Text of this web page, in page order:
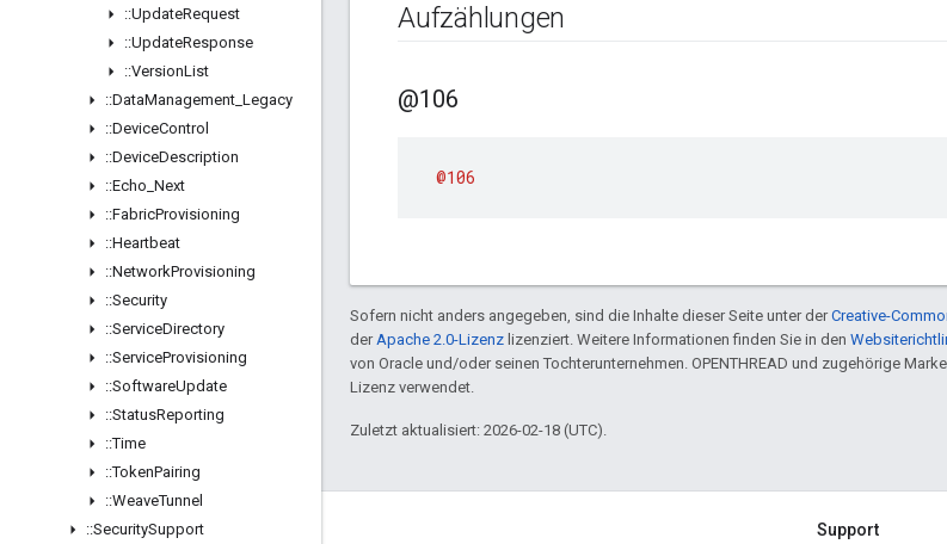
::UpdateRequest
::UpdateResponse
::VersionList
::DataManagement Legacy
::DeviceControl
::DeviceDescription
::Echo Next
::FabricProvisioning
::Heartbeat
::NetworkProvisioning
::Security
::ServiceDirectory
::ServiceProvisioning
::SoftwareUpdate
::StatusReporting
::Time
::TokenPairing
::WeaveTunnel
::SecuritySupport
Aufzählungen
@106
@106
Sofern nicht anders angegeben, sind die Inhalte dieser Seite unter derCreative-
derApache 2.0-Lizenz lizenziert. Weitere Informationen finden Sie in den
von Oracle und/oder seinen Tochterunternehmen. OPENTHREAD und zugehörige
Lizenz verwendet.
Zuletzt aktualisiert: 2026-02-18 (UTC).
GitHub Support